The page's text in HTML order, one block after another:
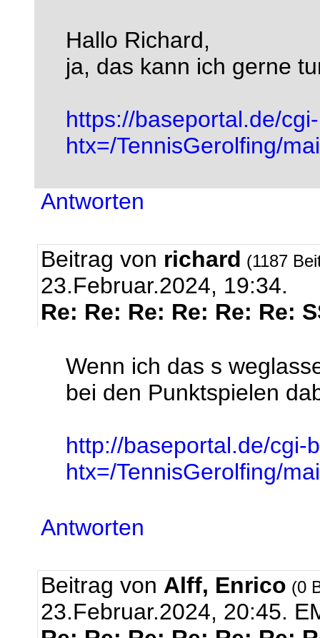
Hallo Richard,
ja, das kann ich gerne
https://baseportal.de/
htx=/TennisGerolfing/
Antworten
Beitrag von richard (1187
23.Februar.2024, 19:34.
Re: Re: Re: Re: Re: Re:
Wenn ich das s
bei den Punktspielen
http://baseportal.de/cgi-
htx=/TennisGerolfing/
Antworten
Beitrag von Alff, Enrico (0
23.Februar.2024, 20:45.